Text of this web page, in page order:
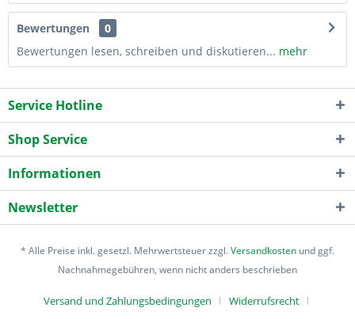
Bewertungen
0
Bewertungen lesen, schreiben und diskutieren... mehr
Service Hotline
Shop Service
Informationen
Newsletter
* Alle Preise inkl. gesetzl. Mehrwertsteuer zzgl.Versandkosten und ggf.
Nachnahmegebühren, wenn nicht anders beschrieben
Versand und Zahlungsbedingungen Widerrufsrecht